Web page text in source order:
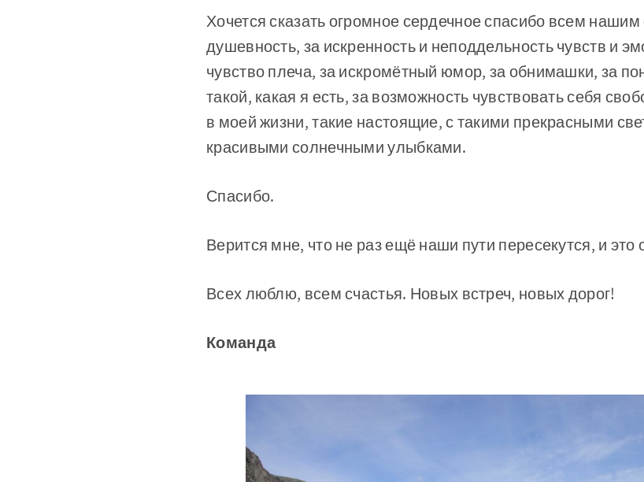
Хочется сказать огромное сердечное спасибо всем
душевность, за искренность и неподдельность чувств и
чувство плеча, за искромётный юмор, за обнимашки, за
такой, какая я есть, за возможность чувствовать себя
в моей жизни, такие настоящие, с такими прекрасными
красивыми солнечными улыбками.
Спасибо.
Верится мне, что не раз ещё наши пути пересекутся, и
Всех люблю, всем счастья. Новых встреч, новых дорог!
Команда